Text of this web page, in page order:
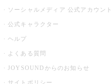
ソーシャルメディア 公式アカウント
公式キャラクター
ヘルプ
よくある質問
JOYSOUNDからのお知らせ